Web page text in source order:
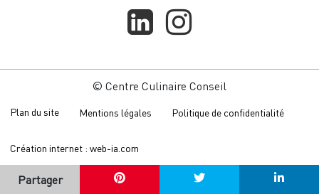
Partager
© Centre Culinaire Conseil
Plan du site Mentions légales Politique de confidentialité
Création internet : web-ia.com